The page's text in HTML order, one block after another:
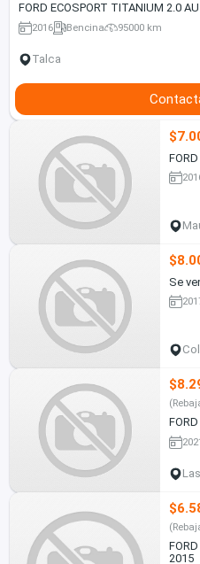
FORD ECOSPORT TITANIUM 2.0
2016 Bencina 95000 km
Talca
Se
2015